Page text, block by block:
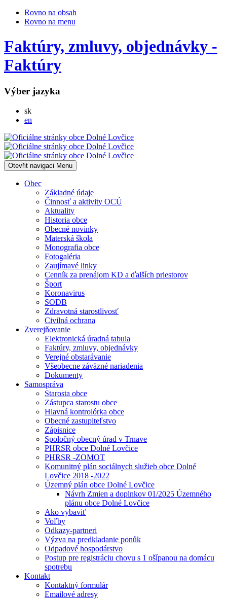
Rovno na obsah
Rovno na menu
Faktúry, zmluvy, objednávky -
Faktúry
Výber jazyka
skSlovensky
en
Otevřit navigaci Menu
Obec
Základné údaje
Činnosť a aktivity OCÚ
Aktuality
Historia obce
Obecné novinky
Materská škola
Monografia obce
Fotogaléria
Zaujímavé linky
Cenník za prenájom KD a ďalších priestorov
Šport
Koronavirus
SODB
Zdravotná starostlivosť
Civilná ochrana
Zverejňovanie
Elektronická úradná tabula
Faktúry, zmluvy, objednávky
Verejné obstarávanie
Všeobecne záväzné nariadenia
Dokumenty
Samospráva
Starosta obce
Zástupca starostu obce
Hlavná kontrolórka obce
Obecné zastupiteľstvo
Zápisnice
Spoločný obecný úrad v Trnave
PHRSR obce Dolné Lovčice
PHRSR -ZOMOT
Komunitný plán sociálnych služieb obce Dolné
Lovčice 2018 -2022
Územný plán obce Dolné Lovčice
Návrh Zmien a doplnkov 01/2025 Územného
plánu obce Dolné Lovčice
Ako vybaviť
Voľby
Odkazy-partneri
Výzva na predkladanie ponůk
Odpadové hospodárstvo
Postup pre registráciu chovu s 1 ošípanou na domácu
spotrebu
Kontakt
Kontaktný formulár
Emailové adresy